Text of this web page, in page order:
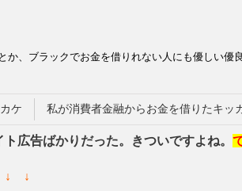
、ブラックでお金を借りれない人にも優しい優
ケ 私が消費者金融からお金を借りたキッ
広告ばかりだった。きついですよね。
↓ ↓